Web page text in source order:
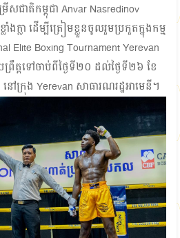
ជាតិកម្ពុជា Anvar Nasredinov
ក្លា ដើម្បីត្រៀមខ្លួនចូលរួមប្រកួតក្នុងកម្ម
Elite Boxing Tournament Yerevan
រឹត្តទៅចាប់ពីថ្ងៃទី២០ ដល់ថ្ងៃទី២៦ ខែ
ៅក្រុង Yerevan សាធារណរដ្ឋអាមេនី។